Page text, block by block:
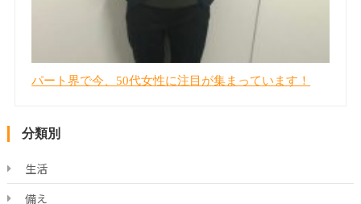
パート界で今、50代女性に注目が集まっています！
分類別
生活
備え